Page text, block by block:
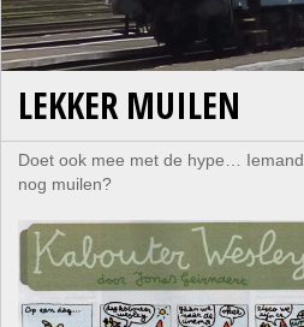
LEKKER MUILEN
Doet ook mee met de hype… Iemand
nog muilen?